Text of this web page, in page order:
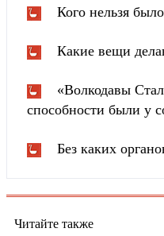
Кого нельзя
Какие вещи
«Волкодавы
способности были у
Без каких
Читайте также